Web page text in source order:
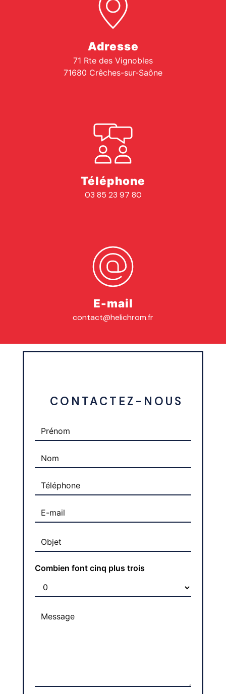
Adresse
71 Rte des Vignobles
71680 Crêches-sur-Saône
Téléphone
03 85 23 97 80
E-mail
contact@helichrom.fr
CONTACTEZ-NOUS
Combien font cinq plus trois